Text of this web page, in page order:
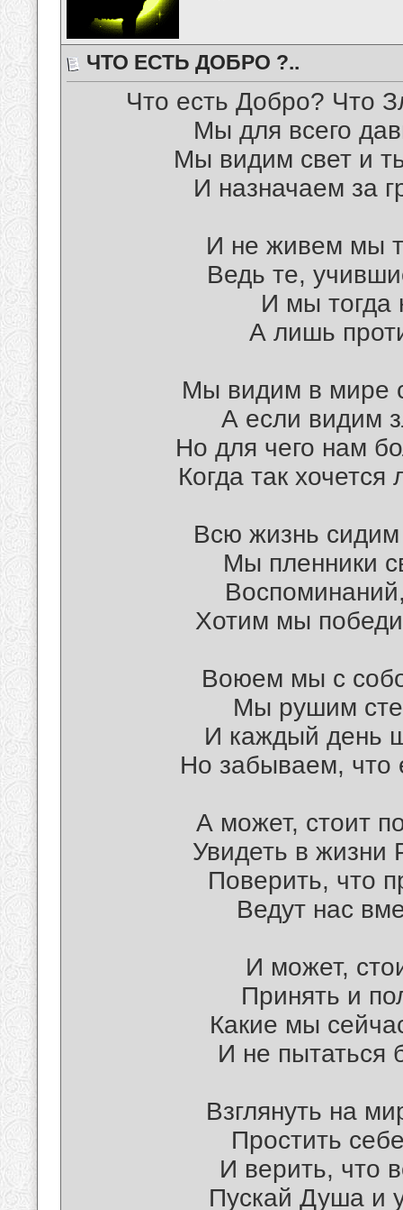
ЧТО ЕСТЬ ДОБРО ?..
Что есть Добро? Что
Мы для всего
Мы видим свет и
И назначаем за
И не живем мы
Ведь те,
И мы тогда
А лишь
Мы видим в мире
А если видим
Но для чего нам
Когда так
Всю жизнь
Мы пленники
Хотим мы
Воюем мы с
Мы рушим
И каждый день
Но забываем,
А может, стоит
Увидеть в жизни
Поверить, что
Ведут нас
И может,
Принять и
Какие мы
И не пытаться
Взглянуть на
Простить
И верить, что
Пускай Душа и